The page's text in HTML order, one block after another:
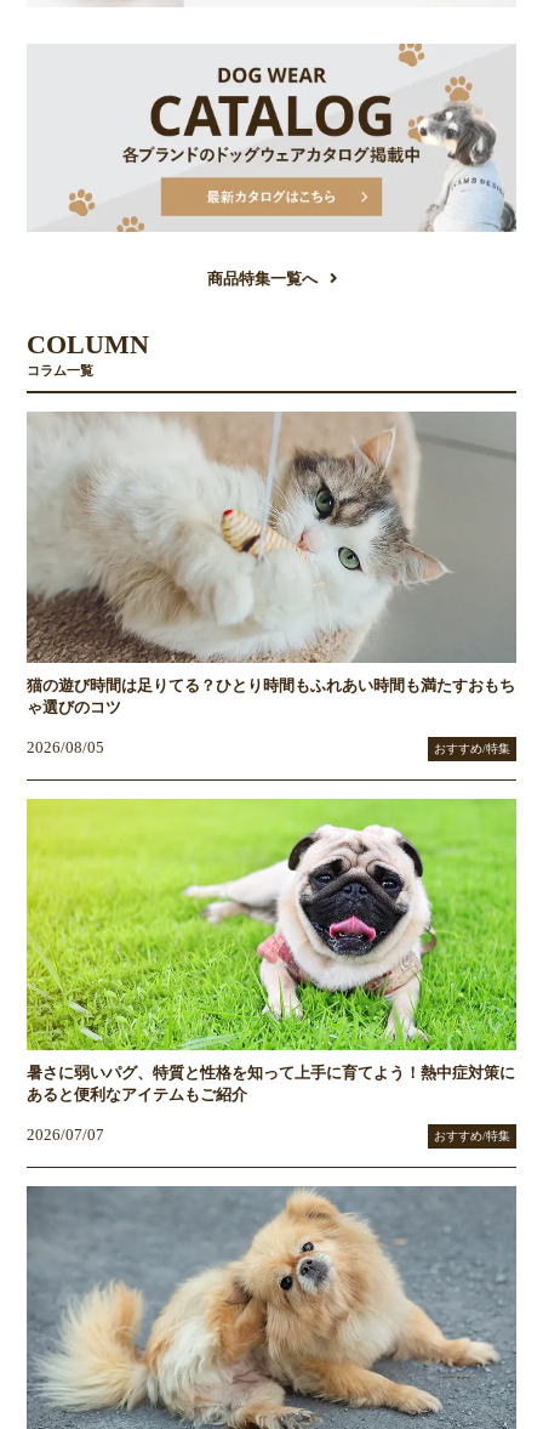
お買い物を続ける カートへ進む
商品特集一覧へ
COLUMN
コラム一覧
猫の遊び時間は足りてる？ひとり時間もふれあい時間も満たすおもち
ゃ選びのコツ
2026/08/05 おすすめ/特集
暑さに弱いパグ、特質と性格を知って上手に育てよう！熱中症対策に
あると便利なアイテムもご紹介
2026/07/07 おすすめ/特集